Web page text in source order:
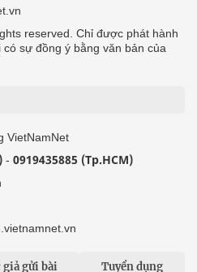
reserved. Chỉ được phát hành
sự đồng ý bằng văn bản của
VietNamNet
- 0919435885 (Tp.HCM)
giả gửi bài Tuyển dụng